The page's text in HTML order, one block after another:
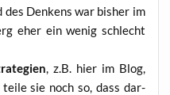
Den­kens war bis­her im
eher ein wenig schlecht
, z.B. hier im Blog,
sie noch so, dass dar­